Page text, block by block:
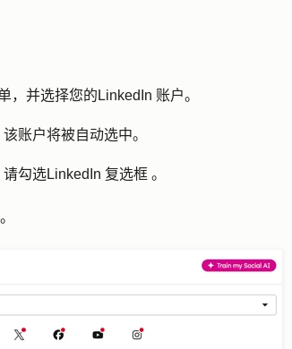
，并选择您的 LinkedIn 账户。
该账户将被自动选中。
请勾选LinkedIn 复选框 。
。